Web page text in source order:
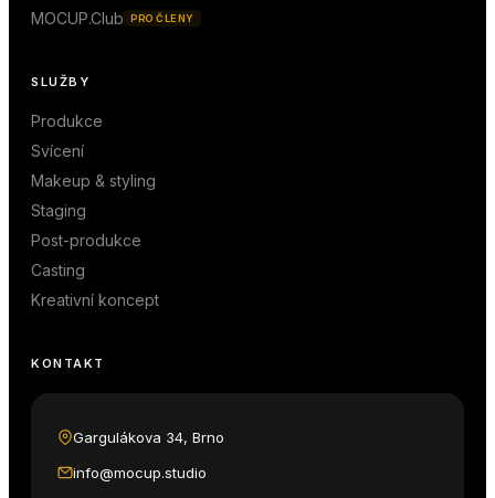
MOCUP.Club
PRO ČLENY
SLUŽBY
Produkce
Svícení
Makeup & styling
Staging
Post-produkce
Casting
Kreativní koncept
KONTAKT
Gargulákova 34, Brno
info@mocup.studio